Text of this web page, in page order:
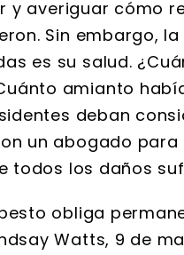
y averiguar cómo
Sin embargo,
es su salud.
amianto
deban
un abogado
todos los daños
obliga
Watts, 9 de